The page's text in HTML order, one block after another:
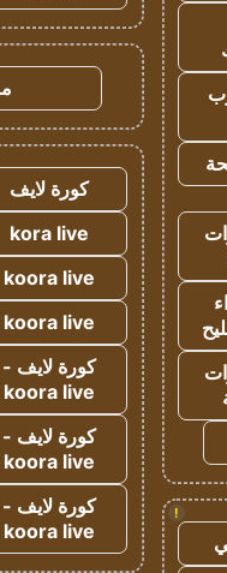
!
كورة لايف
kora live
koora live
koora live
كورة لايف -
koora live
كورة لايف -
koora live
كورة لايف -
koora live